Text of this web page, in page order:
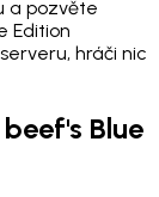
a pozvěte
Edition
hráči nic
Blue